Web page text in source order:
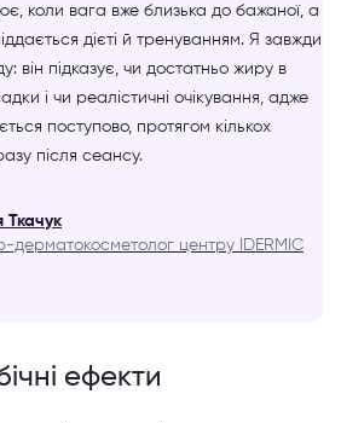
коли вага вже близька до бажаної, а
дієті й тренуванням. Я завжди
він підказує, чи достатньо жиру в
і чи реалістичні очікування, адже
поступово, протягом кількох
після сеансу.
Ткачук
дерматокосметолог центру IDERMIC
ефекти